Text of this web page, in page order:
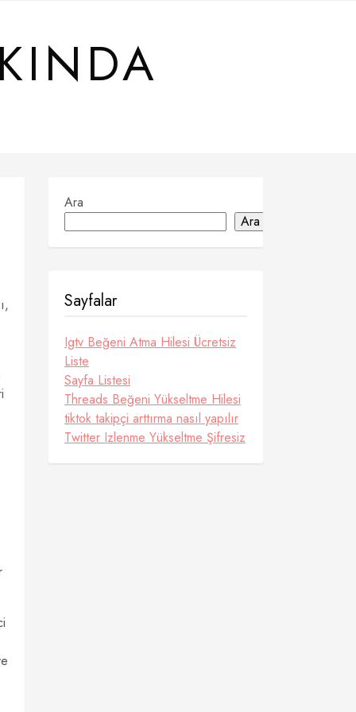
Ara
Ara
Sayfalar
Igtv Beğeni Atma Hilesi Ücretsiz
Liste
Sayfa Listesi
Threads Beğeni Yükseltme Hilesi
tiktok takipçi arttırma nasıl yapılır
Twitter Izlenme Yükseltme Şifresiz